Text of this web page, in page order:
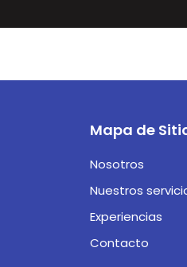
Mapa de
Nosotros
Nuestros
Experiencias
Contacto